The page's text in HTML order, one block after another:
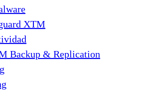
XTM
Backup & Replication